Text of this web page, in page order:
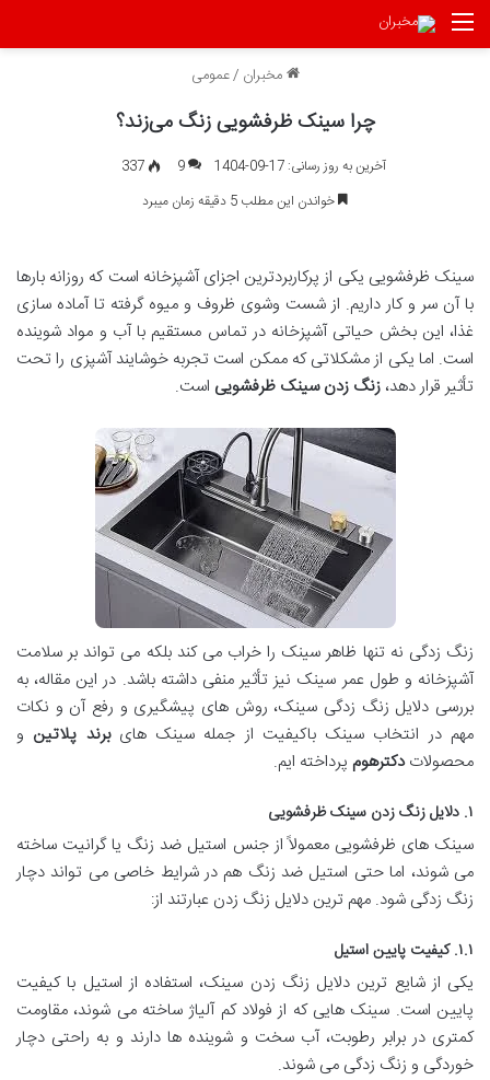
منو
مخبران /عمومی
چرا سینک ظرفشویی زنگ می‌زند؟
آخرین به روز رسانی: 17-09-1404 9
337
خواندن این مطلب 5 دقیقه زمان میبرد
سینک ظرفشویی یکی از پرکاربردترین اجزای آشپزخانه است که روزانه بارها
با آن سر و کار داریم. از شست وشوی ظروف و میوه گرفته تا آماده سازی
غذا، این بخش حیاتی آشپزخانه در تماس مستقیم با آب و مواد شوینده
است. اما یکی از مشکلاتی که ممکن است تجربه خوشایند آشپزی را تحت
تأثیر قرار دهد، زنگ زدن سینک ظرفشویی است.
زنگ زدگی نه تنها ظاهر سینک را خراب می کند بلکه می تواند بر سلامت
آشپزخانه و طول عمر سینک نیز تأثیر منفی داشته باشد. در این مقاله، به
بررسی دلایل زنگ زدگی سینک، روش های پیشگیری و رفع آن و نکات
مهم در انتخاب سینک باکیفیت از جمله سینک هایبرند پلاتین و
محصولاتدکترهوم پرداخته ایم.
۱. دلایل زنگ زدن سینک ظرفشویی
سینک های ظرفشویی معمولاً از جنس استیل ضد زنگ یا گرانیت ساخته
می شوند، اما حتی استیل ضد زنگ هم در شرایط خاصی می تواند دچار
زنگ زدگی شود. مهم ترین دلایل زنگ زدن عبارتند از:
۱.۱. کیفیت پایین استیل
یکی از شایع ترین دلایل زنگ زدن سینک، استفاده از استیل با کیفیت
پایین است. سینک هایی که از فولاد کم آلیاژ ساخته می شوند، مقاومت
کمتری در برابر رطوبت، آب سخت و شوینده ها دارند و به راحتی دچار
خوردگی و زنگ زدگی می شوند.